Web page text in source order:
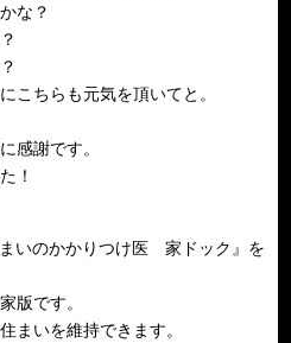
な？
こちらも元気を頂いてと。
感謝です。
！
いのかかりつけ医 家ドック』を
版です。
まいを維持できます。